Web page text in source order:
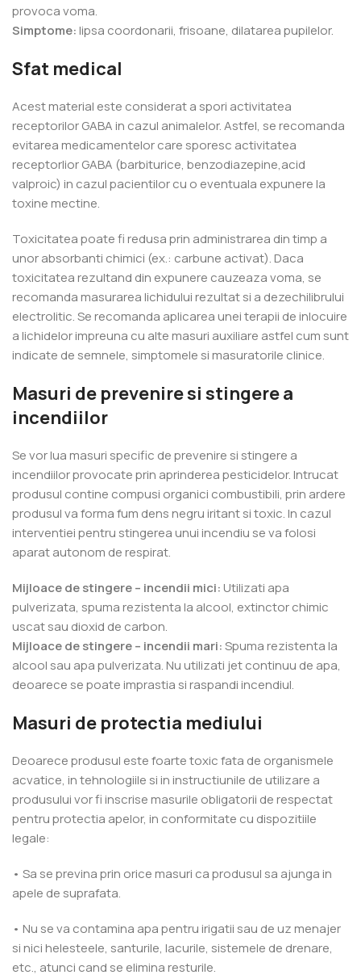
provoca voma.
Simptome:lipsa coordonarii, frisoane, dilatarea pupilelor.
Sfat medical
Acest material este considerat a spori activitatea
receptorilor GABA in cazul animalelor. Astfel, se recomanda
evitarea medicamentelor care sporesc activitatea
receptorlior GABA (barbiturice, benzodiazepine,acid
valproic) in cazul pacientilor cu o eventuala expunere la
toxine mectine.
Toxicitatea poate fi redusa prin administrarea din timp a
unor absorbanti chimici (ex.: carbune activat). Daca
toxicitatea rezultand din expunere cauzeaza voma, se
recomanda masurarea lichidului rezultat si a dezechilibrului
electrolitic. Se recomanda aplicarea unei terapii de inlocuire
a lichidelor impreuna cu alte masuri auxiliare astfel cum sunt
indicate de semnele, simptomele si masuratorile clinice.
Masuri de prevenire si stingere a
incendiilor
Se vor lua masuri specific de prevenire si stingere a
incendiilor provocate prin aprinderea pesticidelor. Intrucat
produsul contine compusi organici combustibili, prin ardere
produsul va forma fum dens negru iritant si toxic. In cazul
interventiei pentru stingerea unui incendiu se va folosi
aparat autonom de respirat.
Mijloace de stingere – incendii mici:Utilizati apa
pulverizata, spuma rezistenta la alcool, extinctor chimic
uscat sau dioxid de carbon.
Mijloace de stingere – incendii mari:Spuma rezistenta la
alcool sau apa pulverizata. Nu utilizati jet continuu de apa,
deoarece se poate imprastia si raspandi incendiul.
Masuri de protectia mediului
Deoarece produsul este foarte toxic fata de organismele
acvatice, in tehnologiile si in instructiunile de utilizare a
produsului vor fi inscrise masurile obligatorii de respectat
pentru protectia apelor, in conformitate cu dispozitiile
legale:
• Sa se previna prin orice masuri ca produsul sa ajunga in
apele de suprafata.
• Nu se va contamina apa pentru irigatii sau de uz menajer
si nici helesteele, santurile, lacurile, sistemele de drenare,
etc., atunci cand se elimina resturile.